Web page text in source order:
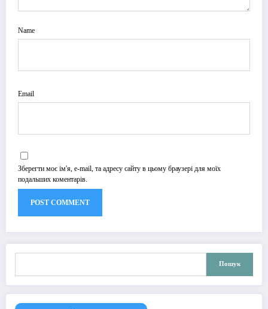
Name
Email
Зберегти моє ім'я, e-mail, та адресу сайту в цьому браузері для моїх
подальших коментарів.
Пошук